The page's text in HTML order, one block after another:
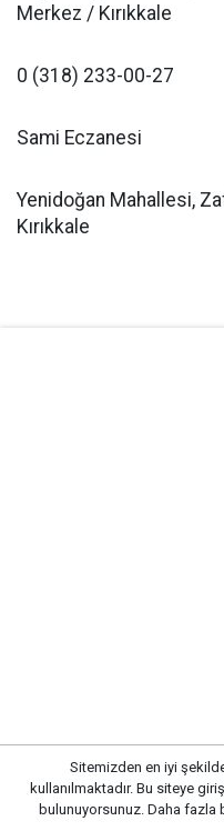
Merkez / Kırıkkale
0 (318) 233-00-27
Sami Eczanesi
Yenidoğan Mahallesi,
Kırıkkale
→ Kızılkanat Iş
Sitemizden en iyi
kullanılmaktadır. Bu siteye
bulunuyorsunuz. Daha fazla